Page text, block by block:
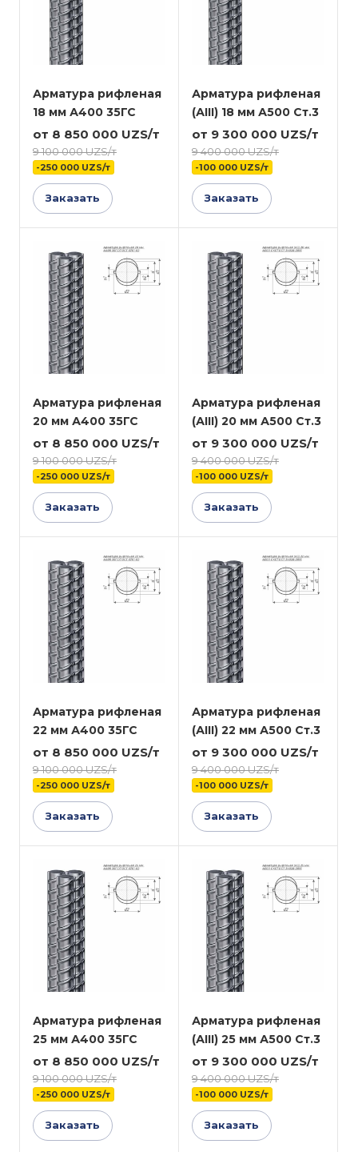
Арматура рифленая
18 мм А400 35ГС
от 8 850 000 UZS/т
9 100 000 UZS/т
-250 000 UZS/т
Заказать
Арматура рифленая
(АIII) 18 мм А500 Ст.3
от 9 300 000 UZS/т
9 400 000 UZS/т
-100 000 UZS/т
Заказать
Арматура рифленая
20 мм А400 35ГС
от 8 850 000 UZS/т
9 100 000 UZS/т
-250 000 UZS/т
Заказать
Арматура рифленая
(АIII) 20 мм А500 Ст.3
от 9 300 000 UZS/т
9 400 000 UZS/т
-100 000 UZS/т
Заказать
Арматура рифленая
22 мм А400 35ГС
от 8 850 000 UZS/т
9 100 000 UZS/т
-250 000 UZS/т
Заказать
Арматура рифленая
(АIII) 22 мм А500 Ст.3
от 9 300 000 UZS/т
9 400 000 UZS/т
-100 000 UZS/т
Заказать
Арматура рифленая
25 мм А400 35ГС
от 8 850 000 UZS/т
9 100 000 UZS/т
-250 000 UZS/т
Заказать
Арматура рифленая
(АIII) 25 мм А500 Ст.3
от 9 300 000 UZS/т
9 400 000 UZS/т
-100 000 UZS/т
Заказать